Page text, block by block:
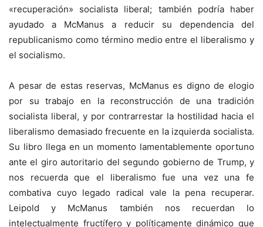
«recuperación» socialista liberal; también podría haber
ayudado a McManus a reducir su dependencia del
republicanismo como término medio entre el liberalismo y
el socialismo.
A pesar de estas reservas, McManus es digno de elogio
por su trabajo en la reconstrucción de una tradición
socialista liberal, y por contrarrestar la hostilidad hacia el
liberalismo demasiado frecuente en la izquierda socialista.
Su libro llega en un momento lamentablemente oportuno
ante el giro autoritario del segundo gobierno de Trump, y
nos recuerda que el liberalismo fue una vez una fe
combativa cuyo legado radical vale la pena recuperar.
Leipold y McManus también nos recuerdan lo
intelectualmente fructífero y políticamente dinámico que